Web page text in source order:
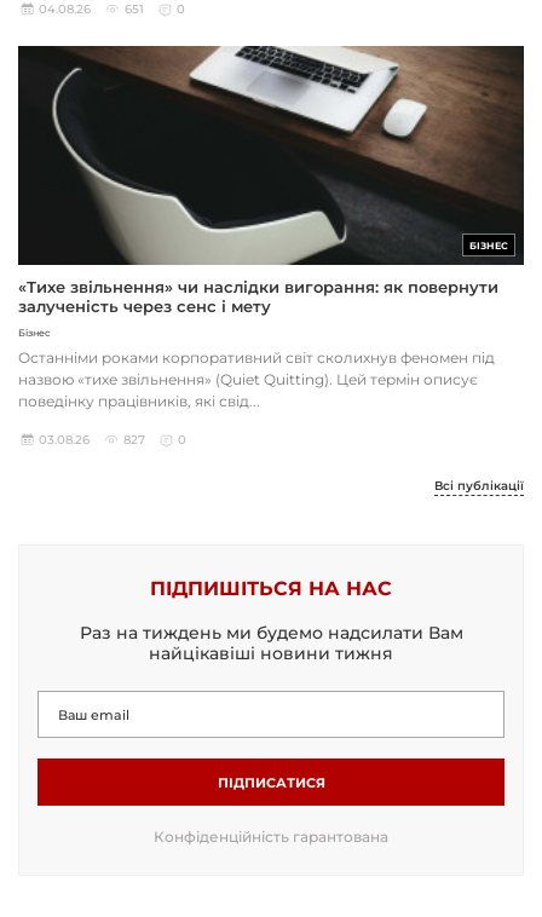
04.08.26 651 0
БІЗНЕС
«Тихе звільнення» чи наслідки вигорання: як повернути
залученість через сенс і мету
Бізнес
Останніми роками корпоративний світ сколихнув феномен під
назвою «тихе звільнення» (Quiet Quitting). Цей термін описує
поведінку працівників, які свід...
03.08.26 827 0
Всі публікації
ПІДПИШІТЬСЯ НА НАС
Раз на тиждень ми будемо надсилати Вам
найцікавіші новини тижня
ПІДПИСАТИСЯ
Конфіденційність гарантована